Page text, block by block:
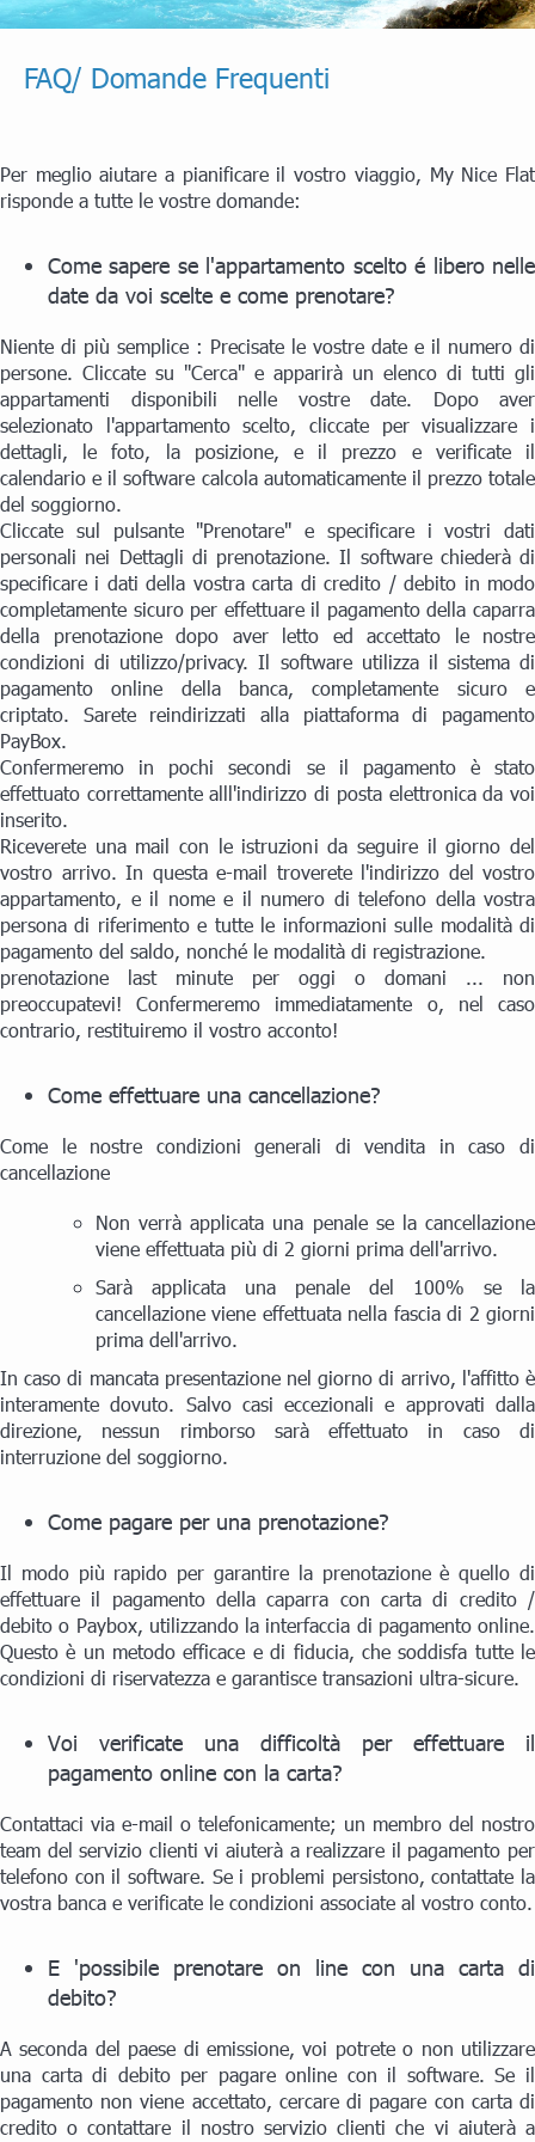
FAQ/ Domande Frequenti
Per meglio aiutare a pianificare il vostro viaggio, My Nice Flat
risponde a tutte le vostre domande:
Come sapere se l'appartamento scelto é libero nelle
date da voi scelte e come prenotare?
Niente di più semplice : Precisate le vostre date e il numero di
persone. Cliccate su "Cerca" e apparirà un elenco di tutti gli
appartamenti disponibili nelle vostre date. Dopo aver
selezionato l'appartamento scelto, cliccate per visualizzare i
dettagli, le foto, la posizione, e il prezzo e verificate il
calendario e il software calcola automaticamente il prezzo totale
del soggiorno.
Cliccate sul pulsante "Prenotare" e specificare i vostri dati
personali nei Dettagli di prenotazione. Il software chiederà di
specificare i dati della vostra carta di credito / debito in modo
completamente sicuro per effettuare il pagamento della caparra
della prenotazione dopo aver letto ed accettato le nostre
condizioni di utilizzo/privacy. Il software utilizza il sistema di
pagamento online della banca, completamente sicuro e
criptato. Sarete reindirizzati alla piattaforma di pagamento
PayBox.
Confermeremo in pochi secondi se il pagamento è stato
effettuato correttamente alll'indirizzo di posta elettronica da voi
inserito.
Riceverete una mail con le istruzioni da seguire il giorno del
vostro arrivo. In questa e-mail troverete l'indirizzo del vostro
appartamento, e il nome e il numero di telefono della vostra
persona di riferimento e tutte le informazioni sulle modalità di
pagamento del saldo, nonché le modalità di registrazione.
prenotazione last minute per oggi o domani ... non
preoccupatevi! Confermeremo immediatamente o, nel caso
contrario, restituiremo il vostro acconto!
Come effettuare una cancellazione?
Come le nostre condizioni generali di vendita in caso di
cancellazione
Non verrà applicata una penale se la cancellazione
viene effettuata più di 2 giorni prima dell'arrivo.
Sarà applicata una penale del 100% se la
cancellazione viene effettuata nella fascia di 2 giorni
prima dell'arrivo.
In caso di mancata presentazione nel giorno di arrivo, l'affitto è
interamente dovuto. Salvo casi eccezionali e approvati dalla
direzione, nessun rimborso sarà effettuato in caso di
interruzione del soggiorno.
Come pagare per una prenotazione?
Il modo più rapido per garantire la prenotazione è quello di
effettuare il pagamento della caparra con carta di credito /
debito o Paybox, utilizzando la interfaccia di pagamento online.
Questo è un metodo efficace e di fiducia, che soddisfa tutte le
condizioni di riservatezza e garantisce transazioni ultra-sicure.
Voi verificate una difficoltà per effettuare il
pagamento online con la carta?
Contattaci via e-mail o telefonicamente; un membro del nostro
team del servizio clienti vi aiuterà a realizzare il pagamento per
telefono con il software. Se i problemi persistono, contattate la
vostra banca e verificate le condizioni associate al vostro conto.
E 'possibile prenotare on line con una carta di
debito?
A seconda del paese di emissione, voi potrete o non utilizzare
una carta di debito per pagare online con il software. Se il
pagamento non viene accettato, cercare di pagare con carta di
credito o contattare il nostro servizio clienti che vi aiuterà a